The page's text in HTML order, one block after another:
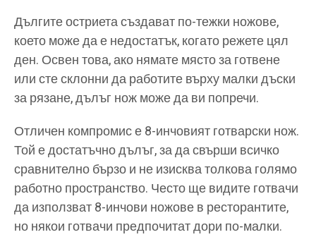
Дългите остриета създават по-тежки ножове,
което може да е недостатък, когато режете цял
ден. Освен това, ако нямате място за готвене
или сте склонни да работите върху малки дъски
за рязане, дълъг нож може да ви попречи.
Отличен компромис е 8-инчовият готварски нож.
Той е достатъчно дълъг, за да свърши всичко
сравнително бързо и не изисква толкова голямо
работно пространство. Често ще видите готвачи
да използват 8-инчови ножове в ресторантите,
но някои готвачи предпочитат дори по-малки.